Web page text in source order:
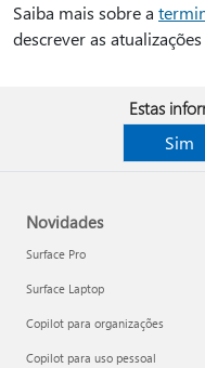
Saiba mais sobre a
descrever as
Estas
Sim
Novidades
Surface Pro
Surface Laptop
Copilot para organizações
Copilot para uso pessoal